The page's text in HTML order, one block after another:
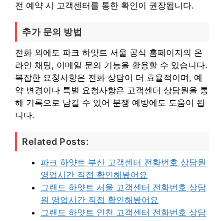
전 예약 시 고객센터를 통한 확인이 권장됩니다.
추가 문의 방법
전화 외에도 파크 하얏트 서울 공식 홈페이지의 온
라인 채팅, 이메일 문의 기능을 활용할 수 있습니다.
복잡한 요청사항은 전화 상담이 더 효율적이며, 예
약 변경이나 특별 요청사항은 고객센터 상담원을 통
해 기록으로 남길 수 있어 분쟁 예방에도 도움이 됩
니다.
Related Posts:
파크 하얏트 부산 고객센터 전화번호 상담원
영업시간 직접 확인해봤어요
그랜드 하얏트 서울 고객센터 전화번호 상담
원 영업시간 직접 확인해봤어요
그랜드 하얏트 인천 고객센터 전화번호 상담